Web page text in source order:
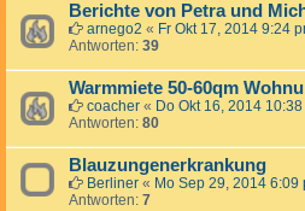
Berichte von Petra und
arnego2 « Fr Okt 17, 2014 9:24
Antworten: 39
Warmmiete 50-60qm
coacher « Do Okt 16, 2014
Antworten: 80
Blauzungenerkrankung
Berliner « Mo Sep 29, 2014 6:09
Antworten: 7